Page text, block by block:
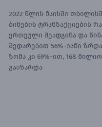
2022 წლის მაისში
ბინების ტრანზაქციების
ერთეული შეადგინა და
შედარებით 56%-იანი
ზომა კი 69%-ით, 168
გაიზარდა